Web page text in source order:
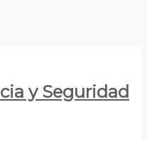
y Seguridad